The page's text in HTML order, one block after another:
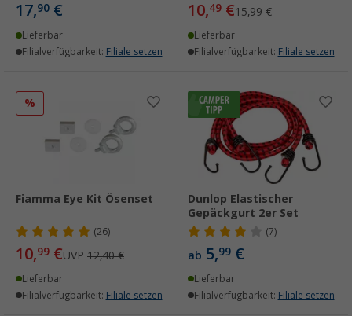
17,90 €
Lieferbar
Filialverfügbarkeit: Filiale setzen
10,49 €15,99 €
Lieferbar
Filialverfügbarkeit: Filiale setzen
%
Fiamma Eye Kit Ösenset
(26)
10,99 €UVP 12,40 €
Lieferbar
Filialverfügbarkeit: Filiale setzen
Dunlop Elastischer
Gepäckgurt 2er Set
(7)
ab 5,99 €
Lieferbar
Filialverfügbarkeit: Filiale setzen